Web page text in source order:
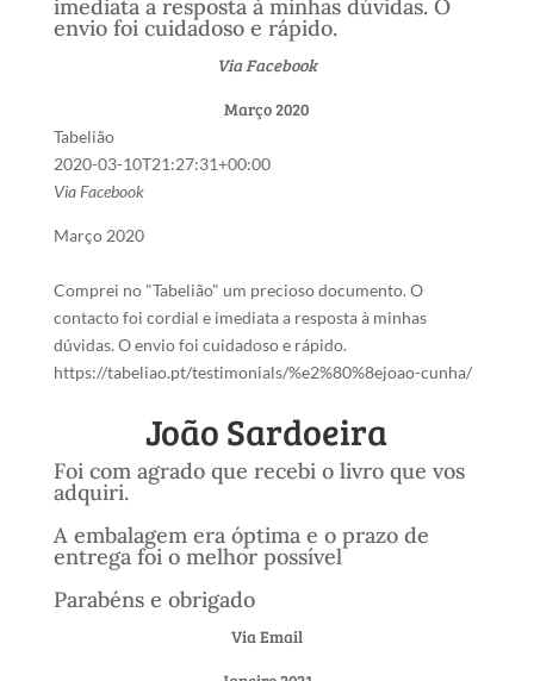
imediata a resposta à minhas dúvidas. O
envio foi cuidadoso e rápido.
Via Facebook
Março 2020
Tabelião
2020-03-10T21:27:31+00:00
Via Facebook
Março 2020
Comprei no "Tabelião" um precioso documento. O
contacto foi cordial e imediata a resposta à minhas
dúvidas. O envio foi cuidadoso e rápido.
https://tabeliao.pt/testimonials/%e2%80%8ejoao-cunha/
João Sardoeira
Foi com agrado que recebi o livro que vos
adquiri.
A embalagem era óptima e o prazo de
entrega foi o melhor possível
Parabéns e obrigado
Via Email